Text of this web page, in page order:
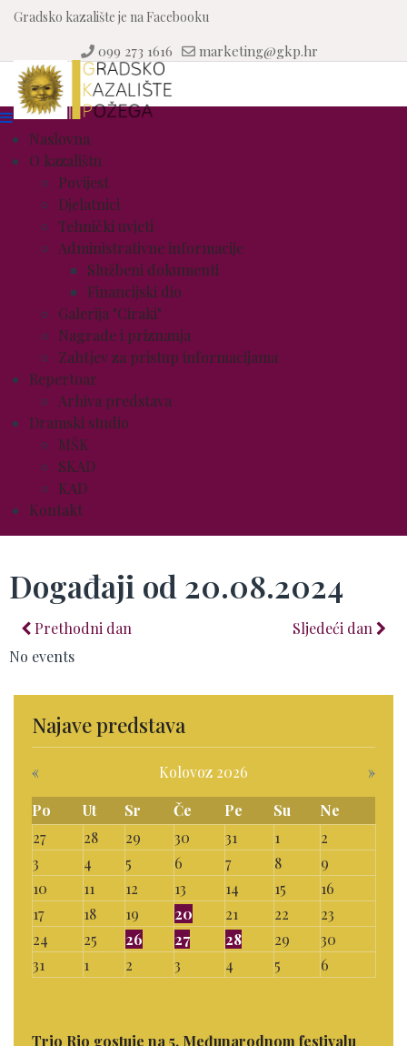
Gradsko kazalište je na Facebooku
099 273 1616 marketing@gkp.hr
Naslovna
O kazalištu
Povijest
Djelatnici
Tehnički uvjeti
Administrativne informacije
Službeni dokumenti
Financijski dio
Galerija "Ciraki"
Nagrade i priznanja
Zahtjev za pristup informacijama
Repertoar
Arhiva predstava
Dramski studio
MŠK
SKAD
KAD
Kontakt
Događaji od 20.08.2024
Prethodni dan
Sljedeći dan
No events
Najave predstava
« Kolovoz 2026
»
Po
Ut Sr Če Pe Su
Ne
27
28 29 30 31 1
2
3
4 5 6 7 8
9
10
11 12 13 14 15
16
17
18 19 20 21 22
23
24
25 26 27 28 29
30
31
1 2 3 4 5 6
Trio Rio gostuje na 5. Međunarodnom festivalu